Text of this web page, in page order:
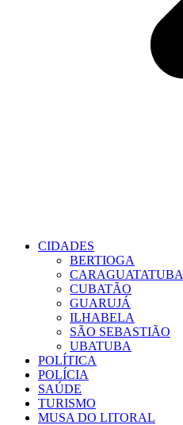
CIDADES
BERTIOGA
CARAGUATATUBA
CUBATÃO
GUARUJÁ
ILHABELA
SÃO SEBASTIÃO
UBATUBA
POLÍTICA
POLÍCIA
SAÚDE
TURISMO
MUSA DO LITORAL